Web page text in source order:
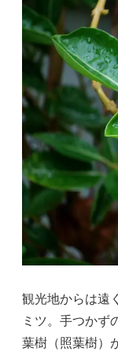
観光地からは遠
ミツ。手つかず
葉樹（照葉樹）